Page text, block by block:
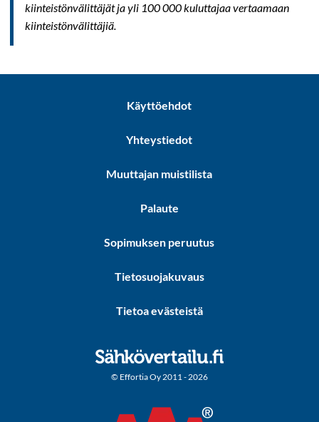
kiinteistönvälittäjät ja yli 100 000 kuluttajaa vertaamaan
kiinteistönvälittäjiä.
Käyttöehdot
Yhteystiedot
Muuttajan muistilista
Palaute
Sopimuksen peruutus
Tietosuojakuvaus
Tietoa evästeistä
© Effortia Oy 2011 - 2026